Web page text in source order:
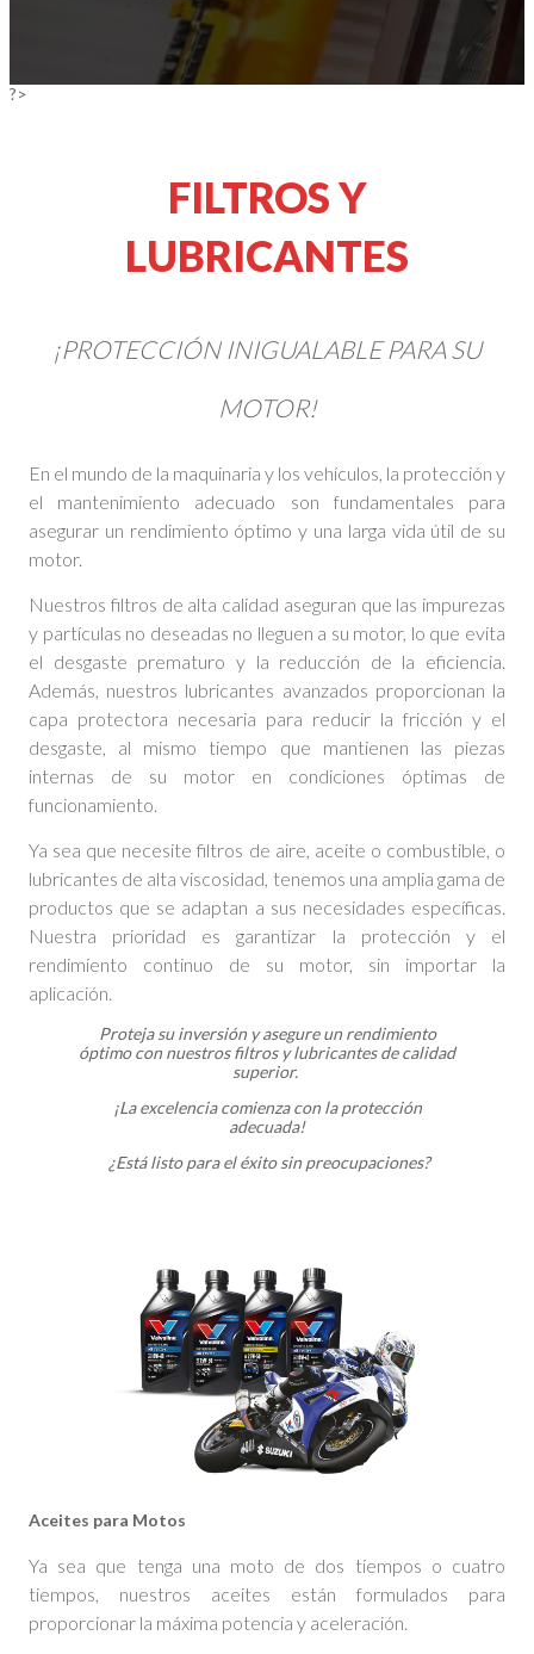
?>
FILTROS Y
LUBRICANTES
¡PROTECCIÓN INIGUALABLE PARA SU
MOTOR!
En el mundo de la maquinaria y los vehículos, la protección y
el mantenimiento adecuado son fundamentales para
asegurar un rendimiento óptimo y una larga vida útil de su
motor.
Nuestros filtros de alta calidad aseguran que las impurezas
y partículas no deseadas no lleguen a su motor, lo que evita
el desgaste prematuro y la reducción de la eficiencia.
Además, nuestros lubricantes avanzados proporcionan la
capa protectora necesaria para reducir la fricción y el
desgaste, al mismo tiempo que mantienen las piezas
internas de su motor en condiciones óptimas de
funcionamiento.
Ya sea que necesite filtros de aire, aceite o combustible, o
lubricantes de alta viscosidad, tenemos una amplia gama de
productos que se adaptan a sus necesidades específicas.
Nuestra prioridad es garantizar la protección y el
rendimiento continuo de su motor, sin importar la
aplicación.
Proteja su inversión y asegure un rendimiento
óptimo con nuestros filtros y lubricantes de calidad
superior.
¡La excelencia comienza con la protección
adecuada!
¿Está listo para el éxito sin preocupaciones?
Aceites para Motos
Ya sea que tenga una moto de dos tiempos o cuatro
tiempos, nuestros aceites están formulados para
proporcionar la máxima potencia y aceleración.